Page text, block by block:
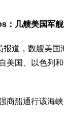
：几艘美国军
道，数艘美
美国、以色列
商船通行该海